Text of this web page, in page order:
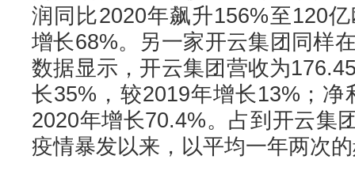
润同比2020年飙升156%至120
增长68%。另一家开云集团同样
数据显示，开云集团营收为
长35%，较2019年增长13%；
2020年增长70.4%。占到开云集
疫情暴发以来，以平均一年两次